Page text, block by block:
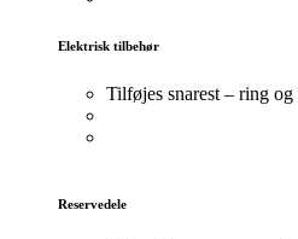
Elektrisk tilbehør
Tilføjes snarest – ring og
Reservedele